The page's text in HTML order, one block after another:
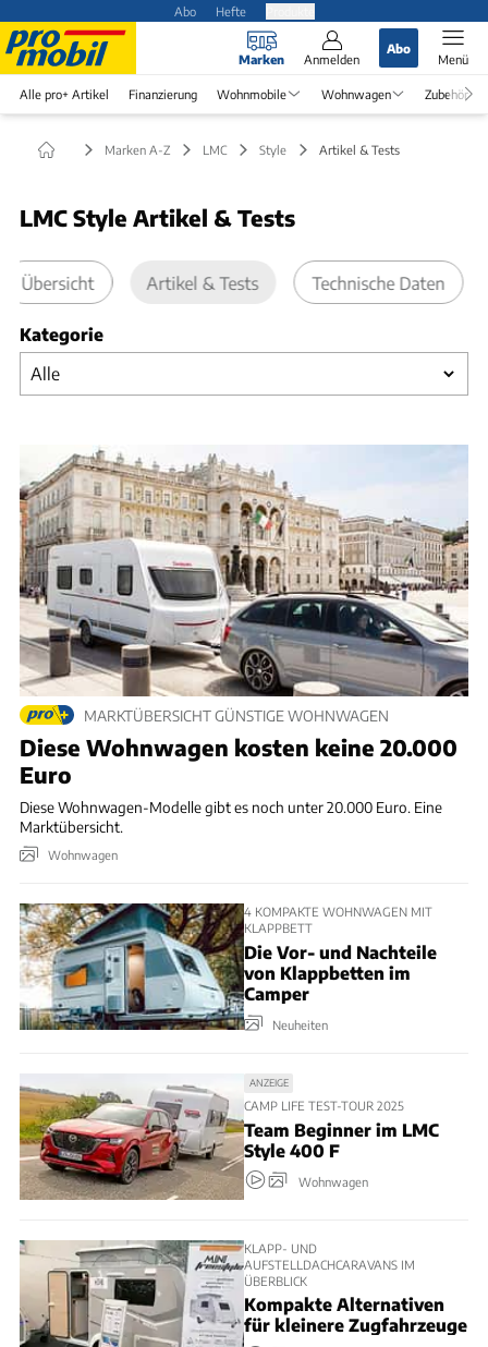
Abo Hefte
Marken Anmelden
Abo
Menü
Alle pro+ Artikel Finanzierung Wohnmobile Wohnwagen Zubehör
Marken A-Z LMC Style Artikel & Tests
LMC Style Artikel & Tests
Übersicht Artikel & Tests Technische Daten
Kategorie
MARKTÜBERSICHT GÜNSTIGE WOHNWAGEN
Diese Wohnwagen kosten keine 20.000
Euro
Diese Wohnwagen-Modelle gibt es noch unter 20.000 Euro. Eine
Marktübersicht.
Wohnwagen
4 KOMPAKTE WOHNWAGEN MIT
KLAPPBETT
Die Vor- und Nachteile
von Klappbetten im
Camper
Neuheiten
ANZEIGE
CAMP LIFE TEST-TOUR 2025
Team Beginner im LMC
Style 400 F
Wohnwagen
KLAPP- UND
AUFSTELLDACHCARAVANS IM
ÜBERBLICK
Kompakte Alternativen
für kleinere Zugfahrzeuge